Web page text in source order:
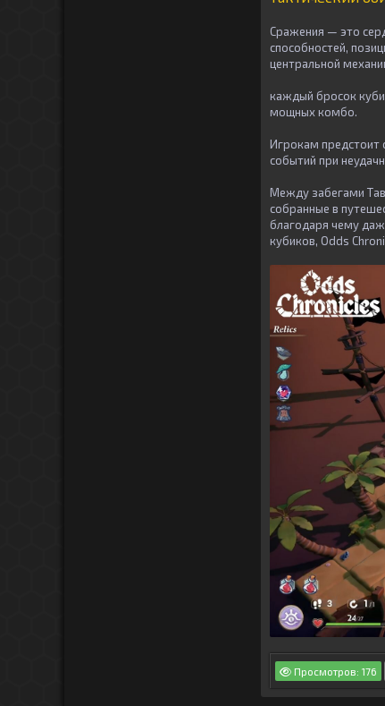
Сражения — это
способностей,
центральной
каждый бросок
мощных комбо.
Игрокам предстоит
событий при
Между забегами
собранные в
благодаря чему
кубиков, Odds
Просмотров: 176